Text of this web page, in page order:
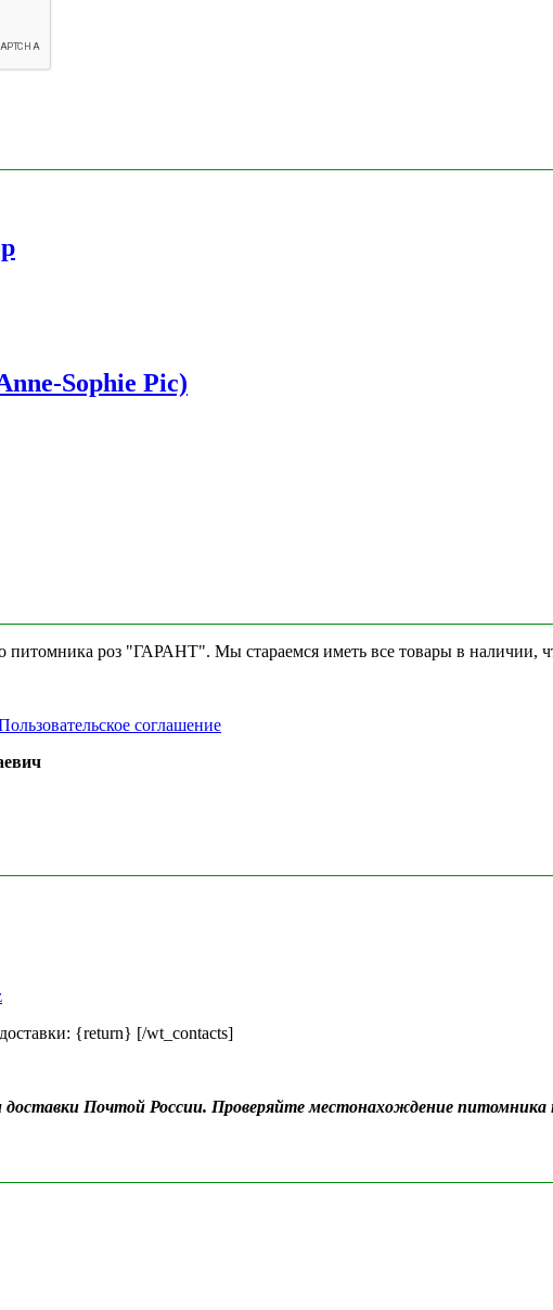
Sophie Pic)
питомника роз "ГАРАНТ". Мы стараемся иметь все товары в наличии,
соглашение
{return} [/wt_contacts]
доставки Почтой России. Проверяйте местонахождение